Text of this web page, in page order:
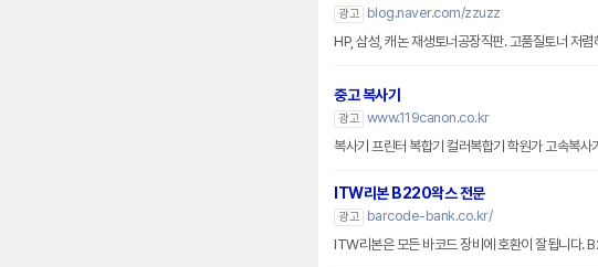
광고
blog.naver.com/zzuzz
HP, 삼성, 캐논 재생토너공장직판. 고품질토너 저
중고 복사기
광고 www.119canon.co.kr
복사기 프린터 복합기 컬러복합기 학원가 고속복사
ITW리본 B220왁스 전문
광고
barcode-bank.co.kr/
ITW리본은 모든 바코드 장비에 호환이 잘됩니다